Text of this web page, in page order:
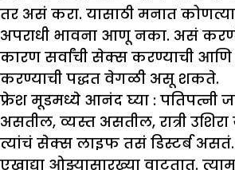
तर असं करा. यासाठी मनात
अपराधी भावना आणू नका. असं
कारण सर्वांची सेक्स करण्याची आणि
करण्याची पद्धत वेगळी असू शकते.
फ्रेश मूडमध्ये आनंद घ्या : पतिपत्नी
असतील, व्यस्त असतील, रात्री
त्यांचं सेक्स लाइफ तसं डिस्टर्ब असतं.
एखाद्या ओझ्यासारख्या वाटतात.